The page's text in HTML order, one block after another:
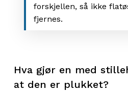
forskjellen, så ikke
fjernes.
Hva gjør en med
at den er plukket?